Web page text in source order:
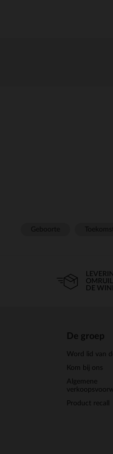
DE
De groep
Word lid van
Kom bij ons
Algemene
Product recall